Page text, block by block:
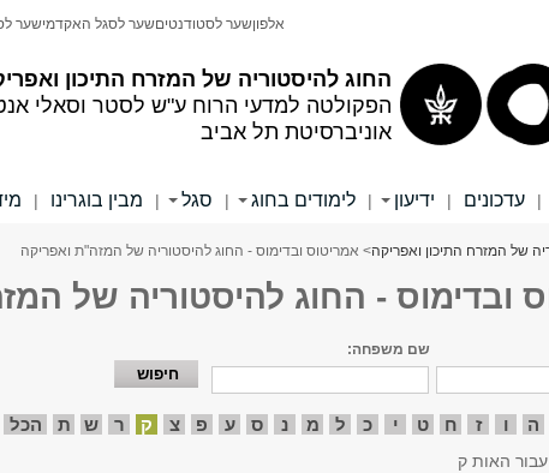
החוג להיסטוריה של המזרח התיכון
הפקולטה למדעי הרוח ע"ש לסטר וסאלי
אוניברסיטת תל אביב
אלפוןשער לסטודנטיםשער לסגל האקדמישער
| עדכונים | ידיעון | לימודים בחוג | סגל | מבין בוגרינו |
של המזרח התיכון ואפריקה> אמריטוס ובדימוס - החוג להיסטוריה של המזה"ת ואפריקה
ובדימוס - החוג להיסטוריה של
שם משפחה:
ה ו ז ח ט י כ ל מ נ ס ע פ צ ק ר ש ת הכל
האות ק